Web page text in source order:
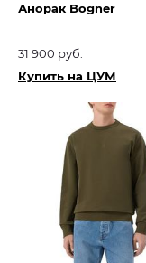
Анорак Bogner
31 900 руб.
Купить на ЦУМ